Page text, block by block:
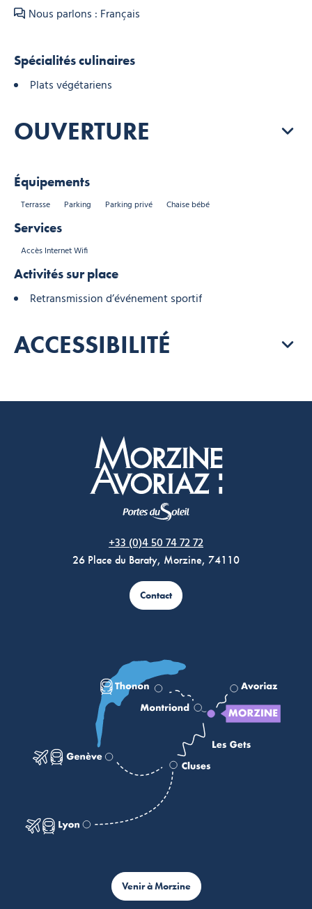
Nous parlons : Français
Spécialités culinaires
Plats végétariens
OUVERTURE
Équipements
Terrasse Parking Parking privé Chaise bébé
Services
Accès Internet Wifi
Activités sur place
Retransmission d’événement sportif
ACCESSIBILITÉ
+33 (0)4 50 74 72 72
26 Place du Baraty, Morzine, 74110
Contact
Venir à Morzine